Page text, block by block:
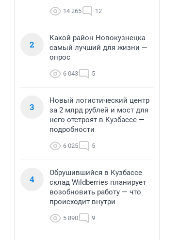
14 265 12
2
Какой район Новокузнецка
самый лучший для жизни —
опрос
6 043 5
3
Новый логистический центр
за 2 млрд рублей и мост для
него отстроят в Кузбассе —
подробности
6 025 5
4
Обрушившийся в Кузбассе
склад Wildberries планирует
возобновить работу — что
происходит внутри
5 890 9